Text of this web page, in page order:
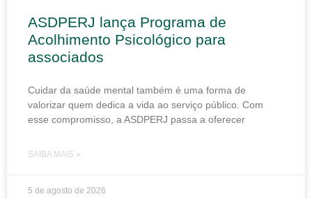
ASDPERJ lança Programa de
Acolhimento Psicológico para
associados
Cuidar da saúde mental também é uma forma de
valorizar quem dedica a vida ao serviço público. Com
esse compromisso, a ASDPERJ passa a oferecer
SAIBA MAIS »
5 de agosto de 2026